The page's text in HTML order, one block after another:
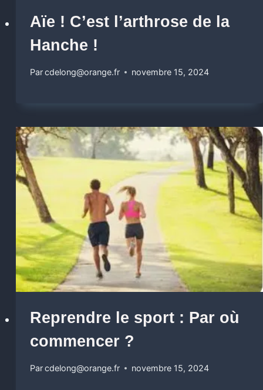
Aïe ! C’est l’arthrose de la
Hanche !
Parcdelong@orange.fr novembre 15, 2024
Reprendre le sport : Par où
commencer ?
Parcdelong@orange.fr novembre 15, 2024